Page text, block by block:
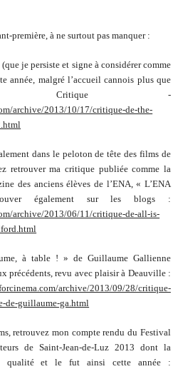
première, à ne surtout pas manquer :
je persiste et signe à considérer comme
année, malgré l’accueil cannois plus que
Critique -
archive/2013/10/17/critique-de-the-
dans le peloton de tête des films de
retrouver ma critique publiée comme la
des anciens élèves de l’ENA, « L’ENA
également sur les blogs :
archive/2013/06/11/critique-de-all-is-
à table ! » de Guillaume Gallienne
précédents, revu avec plaisir à Deauville :
archive/2013/09/28/critique-
de-guillaume-ga.html
retrouvez mon compte rendu du Festival
de Saint-Jean-de-Luz 2013 dont la
qualité et le fut ainsi cette année :